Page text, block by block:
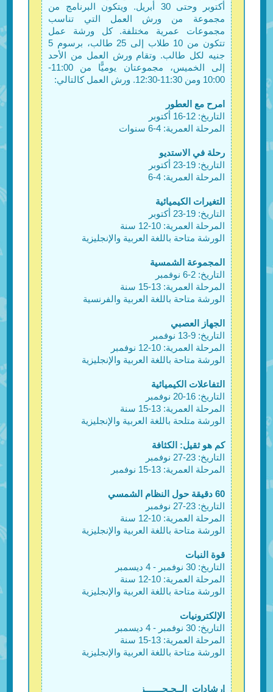
أكتوبر وحتى 30 أبريل. ويتكون البرنامج من
مجموعة من ورش العمل التي تناسب
مجموعات عمرية مختلفة. كل ورشة عمل
تتكون من 10 طلاب إلى 25 طالب، برسوم 5
جنيه لكل طالب. وتقام ورش العمل من الأحد
إلى الخميس، مجموعتان يوميًّا من 11:00-
10:00 ومن 11:30-12:30. ورش العمل كالتالي:
امرح مع العطور
التاريخ: 12-16 أكتوبر
المرحلة العمرية: 4-6 سنوات
رحلة في الاستديو
التاريخ: 19-23 أكتوبر
المرحلة العمرية: 4-6
التغيرات الكيميائية
التاريخ: 19-23 أكتوبر
المرحلة العمرية: 10-12 سنة
الورشة متاحة باللغة العربية والإنجليزية
المجموعة الشمسية
التاريخ: 2-6 نوفمبر
المرحلة العمرية: 13-15 سنة
الورشة متاحة باللغة العربية والفرنسية
الجهاز العصبي
التاريخ: 9-13 نوفمبر
المرحلة العمرية: 10-12 نوفمبر
الورشة متاحة باللغة العربية والإنجليزية
التفاعلات الكيميائية
التاريخ: 16-20 نوفمبر
المرحلة العمرية: 13-15 سنة
الورشة متلحة باللغة العربية والإنجليزية
كم هو ثقيل: الكثافة
التاريخ: 23-27 نوفمبر
المرحلة العمرية: 13-15 نوفمبر
60 دقيقة حول النظام الشمسي
التاريخ: 23-27 نوفمبر
المرحلة العمرية: 10-12 سنة
الورشة متاحة باللغة العربية والإنجليزية
قوة النبات
التاريخ: 30 نوفمبر - 4 ديسمبر
المرحلة العمرية: 10-12 سنة
الورشة متاحة باللغة العربية والإنجليزية
الإلكترونيات
التاريخ: 30 نوفمبر - 4 ديسمبر
المرحلة العمرية: 13-15 سنة
الورشة متاحة باللغة العربية والإنجليزية
إرشادات الــحـجـــــــز